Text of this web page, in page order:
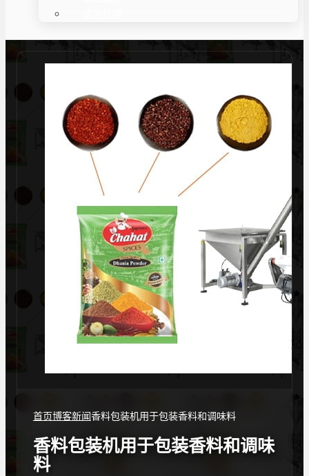
首页博客新闻香料包装机用于包装香料和调味料
香料包装机用于包装香料和调味
料